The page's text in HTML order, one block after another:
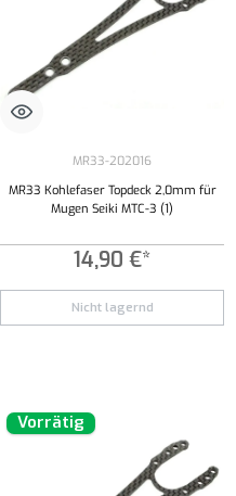
oder benutze die Schaltflächen um die
MR33-202016
MR33 Kohlefaser Topdeck 2,0mm für
Mugen Seiki MTC-3 (1)
14,90 €*
Nicht lagernd
Vorrätig